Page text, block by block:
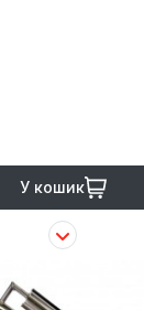
У кошик